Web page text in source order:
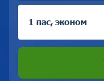
1 пас, эконом